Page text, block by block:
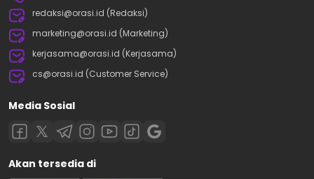
redaksi@orasi.id (Redaksi)
marketing@orasi.id (Marketing)
kerjasama@orasi.id (Kerjasama)
cs@orasi.id (Customer Service)
Media Sosial
Akan tersedia di